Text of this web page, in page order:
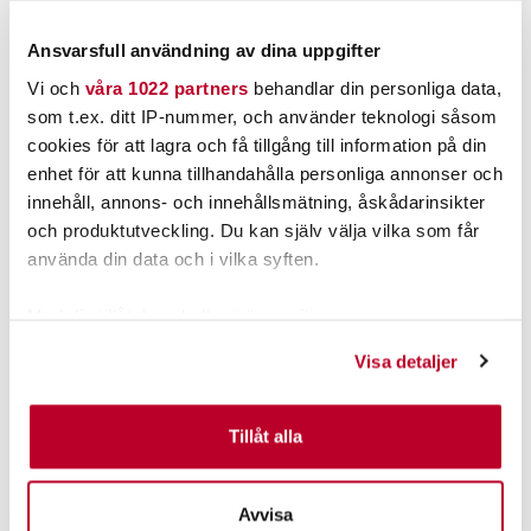
Ansvarsfull användning av dina uppgifter
Vi och våra 1022 partners behandlar din personliga data,
som t.ex. ditt IP-nummer, och använder teknologi såsom
cookies för att lagra och få tillgång till information på din
enhet för att kunna tillhandahålla personliga annonser och
innehåll, annons- och innehållsmätning, åskådarinsikter
och produktutveckling. Du kan själv välja vilka som får
använda din data och i vilka syften.
Identifiera din enhet genom att aktivt skanna den för
specifika kännetecken (fingeravtryck)
Ta reda på mer om hur dina personliga uppgifter
Du kan ändra eller dra tillbaka ditt samtycke när som
Visa detaljer
Tillåt alla
Avvisa
POPULÄRT JUST NU
Strike Pro Flap Jack 6,5cm
Nuvarande pris:
Nuvarande pris: